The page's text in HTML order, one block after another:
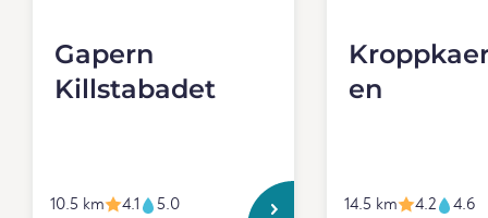
Gapern
Killstabadet
10.5 km 4.1 5.0
en
14.5 km 4.2 4.6